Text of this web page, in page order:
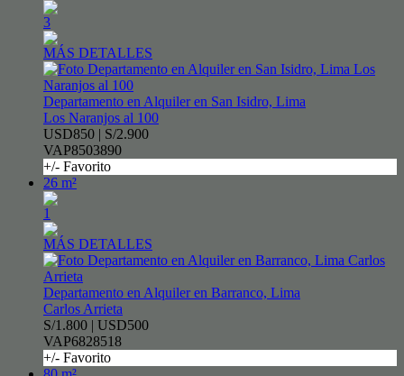
3
MÁS DETALLES
Departamento en Alquiler en San Isidro, Lima
Los Naranjos al 100
USD850 | S/2.900
VAP8503890
+/- Favorito
26 m²
1
MÁS DETALLES
Departamento en Alquiler en Barranco, Lima
Carlos Arrieta
S/1.800 | USD500
VAP6828518
+/- Favorito